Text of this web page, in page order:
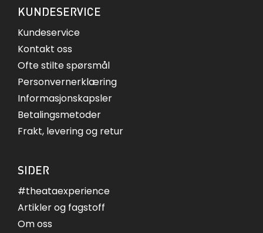
KUNDESERVICE
Kundeservice
Kontakt oss
Ofte stilte spørsmål
Personvernerklæring
Informasjonskapsler
Betalingsmetoder
Frakt, levering og retur
SIDER
#theataexperience
Artikler og fagstoff
Om oss